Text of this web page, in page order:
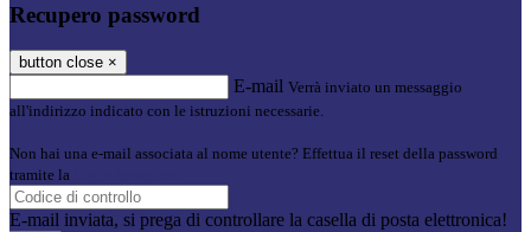
Recupero password
button close ×
E-mail Verrà inviato un messaggio
all'indirizzo indicato con le istruzioni necessarie.
Non hai una e-mail associata al nome utente? Effettua il reset della password
tramite la
E-mail inviata, si prega di controllare la casella di posta elettronica!